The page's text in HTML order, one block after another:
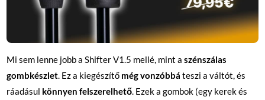
Mi sem lenne jobb a Shifter V1.5 mellé, mint aszénszálas
gombkészlet. Ez a kiegészítő még vonzóbbá teszi a váltót, és
ráadásul könnyen felszerelhető. Ezek a gombok (egy kerek és